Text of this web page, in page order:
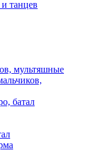
танцев
мультяшные
батал